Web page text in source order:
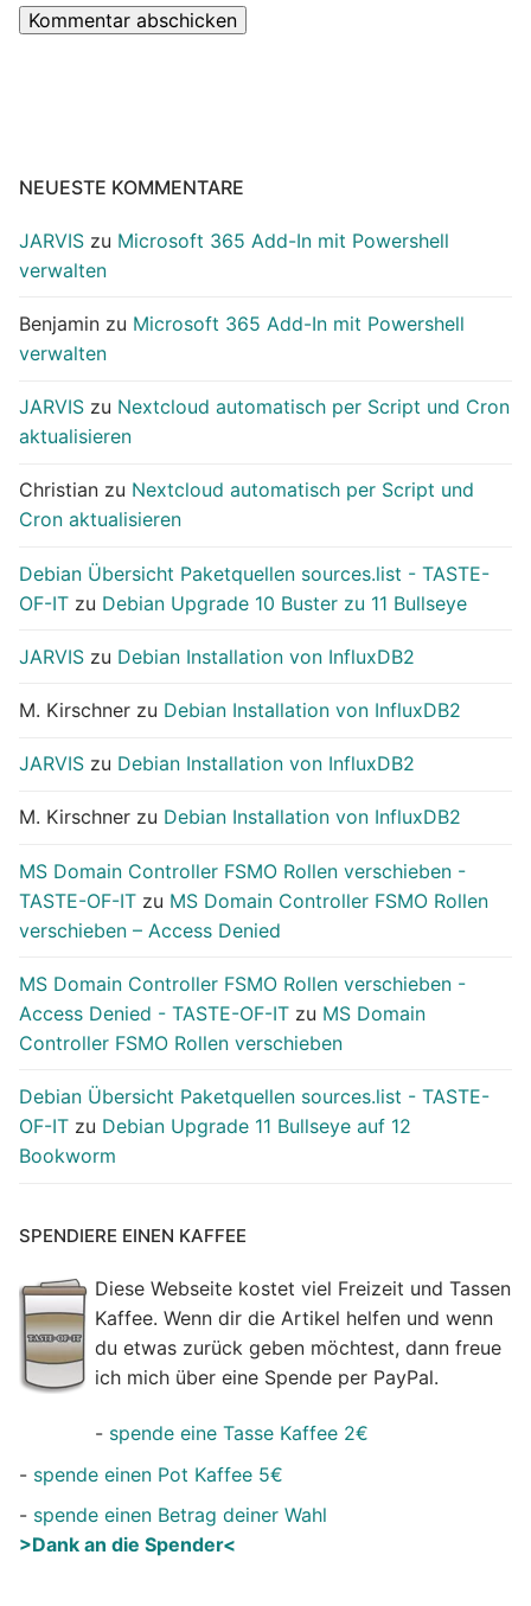
NEUESTE KOMMENTARE
JARVIS zu Microsoft 365 Add-In mit Powershell
verwalten
Benjamin zu Microsoft 365 Add-In mit Powershell
verwalten
JARVIS zu Nextcloud automatisch per Script und Cron
aktualisieren
Christian zu Nextcloud automatisch per Script und
Cron aktualisieren
Debian Übersicht Paketquellen sources.list - TASTE-
OF-IT zu Debian Upgrade 10 Buster zu 11 Bullseye
JARVIS zu Debian Installation von InfluxDB2
M. Kirschner zu Debian Installation von InfluxDB2
JARVIS zu Debian Installation von InfluxDB2
M. Kirschner zu Debian Installation von InfluxDB2
MS Domain Controller FSMO Rollen verschieben -
TASTE-OF-IT zu MS Domain Controller FSMO Rollen
verschieben – Access Denied
MS Domain Controller FSMO Rollen verschieben -
Access Denied - TASTE-OF-IT zu MS Domain
Controller FSMO Rollen verschieben
Debian Übersicht Paketquellen sources.list - TASTE-
OF-IT zu Debian Upgrade 11 Bullseye auf 12
Bookworm
SPENDIERE EINEN KAFFEE
Diese Webseite kostet viel Freizeit und Tassen
Kaffee. Wenn dir die Artikel helfen und wenn
du etwas zurück geben möchtest, dann freue
ich mich über eine Spende per PayPal.
- spende eine Tasse Kaffee 2€
- spende einen Pot Kaffee 5€
- spende einen Betrag deiner Wahl
>Dank an die Spender<